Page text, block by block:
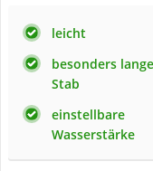
leicht
besonders
Stab
einstellbare
Wasserstärke